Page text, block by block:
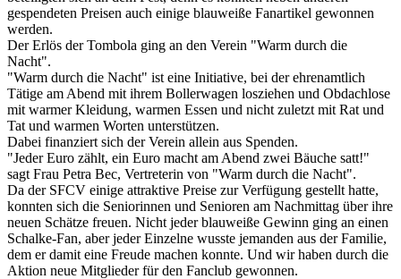
gespendeten Preisen auch einige blauweiße Fanartikel gewonnen
werden.
Der Erlös der Tombola ging an den Verein "Warm durch die
Nacht".
"Warm durch die Nacht" ist eine Initiative, bei der ehrenamtlich
Tätige am Abend mit ihrem Bollerwagen losziehen und Obdachlose
mit warmer Kleidung, warmen Essen und nicht zuletzt mit Rat und
Tat und warmen Worten unterstützen.
Dabei finanziert sich der Verein allein aus Spenden.
"Jeder Euro zählt, ein Euro macht am Abend zwei Bäuche satt!"
sagt Frau Petra Bec, Vertreterin von "Warm durch die Nacht".
Da der SFCV einige attraktive Preise zur Verfügung gestellt hatte,
konnten sich die Seniorinnen und Senioren am Nachmittag über ihre
neuen Schätze freuen. Nicht jeder blauweiße Gewinn ging an einen
Schalke-Fan, aber jeder Einzelne wusste jemanden aus der Familie,
dem er damit eine Freude machen konnte. Und wir haben durch die
Aktion neue Mitglieder für den Fanclub gewonnen.